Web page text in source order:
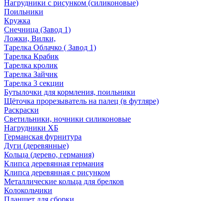
Нагрудники с рисунком (силиконовые)
Поильники
Кружка
Снечница (Завод 1)
Ложки, Вилки,
Тарелка Облачко ( Завод 1)
Тарелка Крабик
Тарелка кролик
Тарелка Зайчик
Тарелка 3 секции
Бутылочки для кормления, поильники
Щёточка прорезыватель на палец (в футляре)
Раскраски
Светильники, ночники силиконовые
Нагрудники ХБ
Германская фурнитура
Дуги (деревянные)
Кольца (дерево, германия)
Клипса деревянная германия
Клипса деревянная с рисунком
Металлические кольца для брелков
Колокольчики
Планшет для сборки